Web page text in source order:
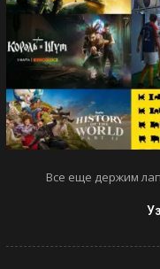
Все еще держим